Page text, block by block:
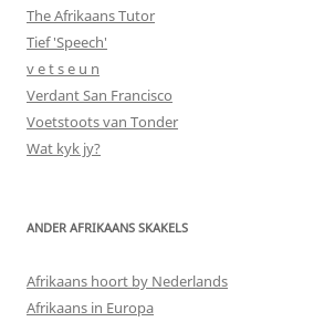
The Afrikaans Tutor
Tief 'Speech'
v e t s e u n
Verdant San Francisco
Voetstoots van Tonder
Wat kyk jy?
ANDER AFRIKAANS SKAKELS
Afrikaans hoort by Nederlands
Afrikaans in Europa